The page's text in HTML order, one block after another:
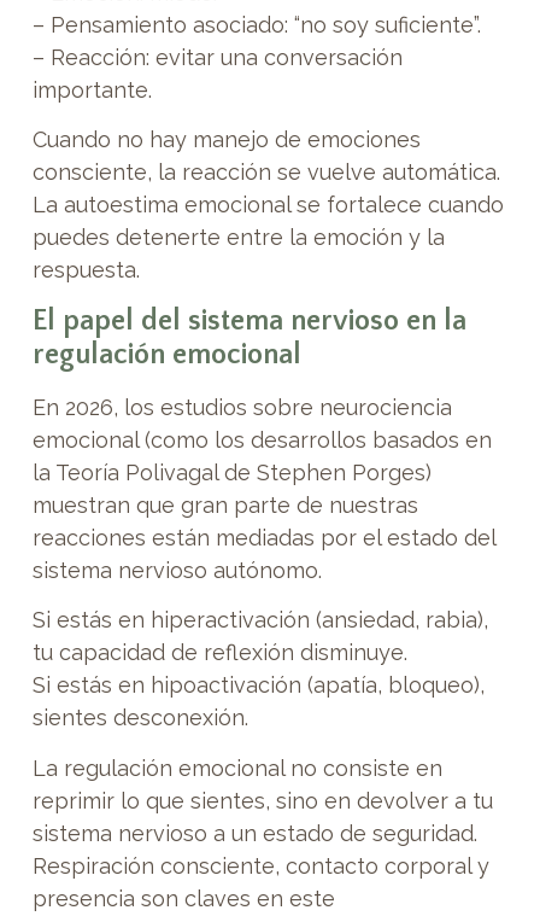
– Pensamiento asociado: “no soy suficiente”.
– Reacción: evitar una conversación
importante.
Cuando no hay manejo de emociones
consciente, la reacción se vuelve automática.
La autoestima emocional se fortalece cuando
puedes detenerte entre la emoción y la
respuesta.
El papel del sistema nervioso en la
regulación emocional
En 2026, los estudios sobre neurociencia
emocional (como los desarrollos basados en
la Teoría Polivagal de Stephen Porges)
muestran que gran parte de nuestras
reacciones están mediadas por el estado del
sistema nervioso autónomo.
Si estás en hiperactivación (ansiedad, rabia),
tu capacidad de reflexión disminuye.
Si estás en hipoactivación (apatía, bloqueo),
sientes desconexión.
La regulación emocional no consiste en
reprimir lo que sientes, sino en devolver a tu
sistema nervioso a un estado de seguridad.
Respiración consciente, contacto corporal y
presencia son claves en este